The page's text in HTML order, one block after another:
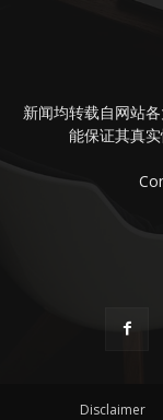
新闻均转载自网站
能保证其真
Disclaimer